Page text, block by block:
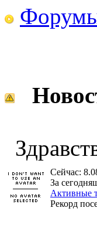
Сейчас:
За
Активные
Рекорд